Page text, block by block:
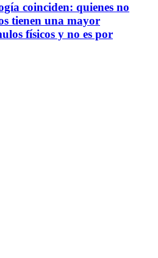
coinciden: quienes no
tienen una mayor
físicos y no es por